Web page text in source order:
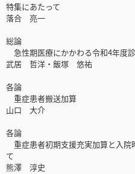
特集にあたって
落合 亮一
総論
急性期医療にかかわる令和4年度
武居 哲洋・飯塚 悠祐
各論
重症患者搬送加算
山口 大介
各論
重症患者初期支援充実加算と入院
て
熊澤 淳史